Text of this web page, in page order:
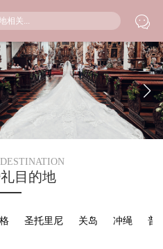

目的地
圣托里尼 关岛 冲绳 普